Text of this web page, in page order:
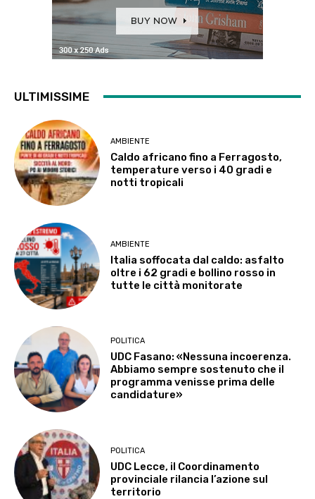
ULTIMISSIME
AMBIENTE
Caldo africano fino a Ferragosto,
temperature verso i 40 gradi e
notti tropicali
AMBIENTE
Italia soffocata dal caldo: asfalto
oltre i 62 gradi e bollino rosso in
tutte le città monitorate
POLITICA
UDC Fasano: «Nessuna incoerenza.
Abbiamo sempre sostenuto che il
programma venisse prima delle
candidature»
POLITICA
UDC Lecce, il Coordinamento
provinciale rilancia l’azione sul
territorio